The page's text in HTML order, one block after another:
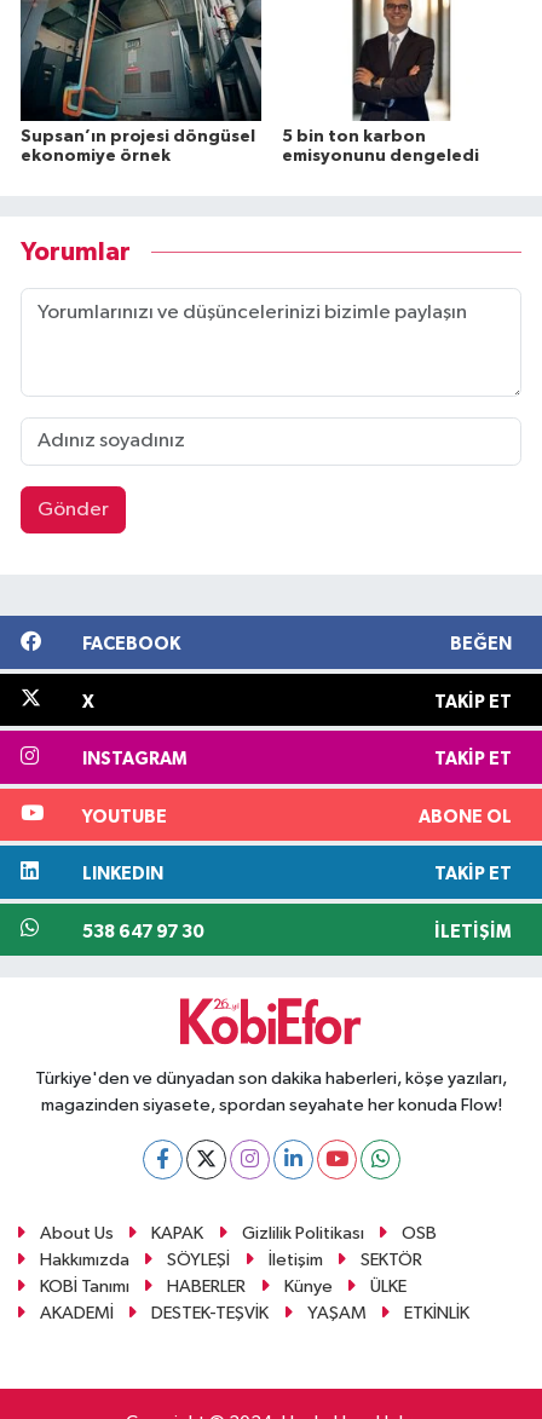
Supsan’ın projesi döngüsel
ekonomiye örnek
5 bin ton karbon
emisyonunu dengeledi
Yorumlar
Gönder
FACEBOOK BEĞEN
X TAKIP ET
INSTAGRAM TAKIP ET
YOUTUBE ABONE OL
LINKEDIN TAKIP ET
538 647 97 30 İLETIŞIM
Türkiye'den ve dünyadan son dakika haberleri, köşe yazıları,
magazinden siyasete, spordan seyahate her konuda Flow!
About Us KAPAK Gizlilik Politikası
OSB
Hakkımızda
SÖYLEŞİ İletişim
SEKTÖR
KOBİ Tanımı
HABERLER Künye
ÜLKE
AKADEMİ
DESTEK-TEŞVİK YAŞAM ETKİNLİK